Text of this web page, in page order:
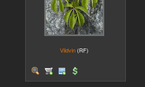
Vildvin (RF)